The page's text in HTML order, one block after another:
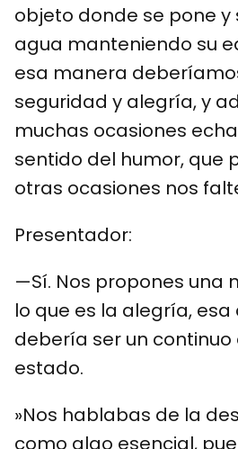
objeto donde se pone y
agua manteniendo su
esa manera
seguridad y alegría, y
muchas ocasiones
sentido del humor, que
otras ocasiones nos
Presentador:
—Sí. Nos propones una
lo que es la alegría,
debería ser un continuo
estado.
»Nos hablabas de la
como algo esencial,